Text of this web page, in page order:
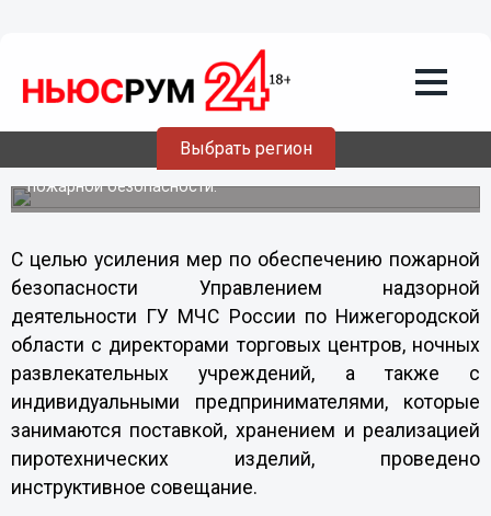
Выбрать регион
25.12.201120:22
Торговцам пиротехники рассказали как
себя вести
МЧС акцентируют внимание на соблюдение правил
пожарной безопасности.
С целью усиления мер по обеспечению пожарной
безопасности Управлением надзорной
деятельности ГУ МЧС России по Нижегородской
области с директорами торговых центров, ночных
развлекательных учреждений, а также с
индивидуальными предпринимателями, которые
занимаются поставкой, хранением и реализацией
пиротехнических изделий, проведено
инструктивное совещание.